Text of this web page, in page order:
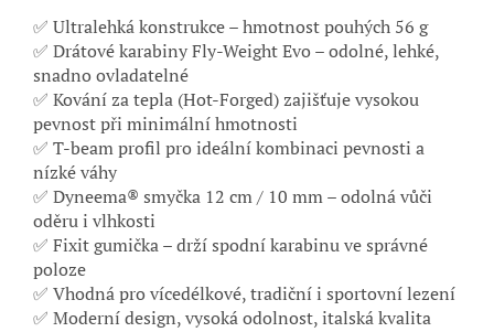
✅ Ultralehká konstrukce – hmotnost pouhých 56 g
✅ Drátové karabiny Fly-Weight Evo – odolné, lehké,
snadno ovladatelné
✅ Kování za tepla (Hot-Forged) zajišťuje vysokou
pevnost při minimální hmotnosti
✅ T-beam profil pro ideální kombinaci pevnosti a
nízké váhy
✅ Dyneema® smyčka 12 cm / 10 mm – odolná vůči
oděru i vlhkosti
✅ Fixit gumička – drží spodní karabinu ve správné
poloze
✅ Vhodná pro vícedélkové, tradiční i sportovní lezení
✅ Moderní design, vysoká odolnost, italská kvalita